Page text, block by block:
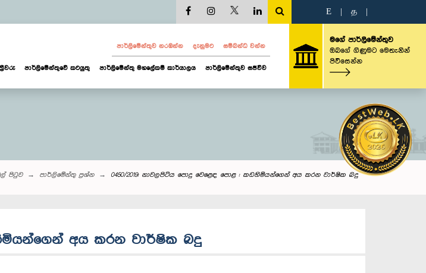
E த
පාර්ලි‌මේන්තුව නරඹන්න දැනුමට සම්බන්ධ වන්න
පාර්ලිමේන්තුවේ කටයුතු පාර්ලිමේන්තු මහලේකම් කාර්යාලය පාර්ලිමේන්තුව සජීවීව
මගේ පාර්ලිමේන්තුව
ඔබගේ ගිණුමට මෙතැනින්
පිවිසෙන්න
පිටුව පාර්ලි‌මේන්තු‌ ප්‍රශ්න 0450/2019: නාවලපිටිය පොදු වෙළෙඳ පොළ : කඩහිමියන්ගෙන් අය කරන වාර්ෂික බදු
අය කරන වාර්ෂික බදු